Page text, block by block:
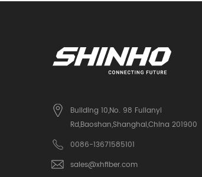
Building 10,No. 98 Fulianyi
Rd,Baoshan,Shanghai,China 201900
0086-13671585101
sales@xhfiber.com